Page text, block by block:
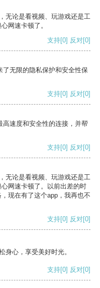
无论是看视频、玩游戏还是工
网速卡顿了。
支持[0] 反对[0]
无限的隐私保护和安全性保
支持[0] 反对[0]
速度和安全性的连接，并帮
支持[0] 反对[0]
无论是看视频、玩游戏还是工
网速卡顿了。以前出差的时
现在有了这个app，我再也不
支持[0] 反对[0]
身心，享受美好时光。
支持[0] 反对[0]